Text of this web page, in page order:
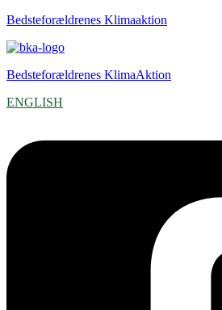
Bedsteforældrenes Klimaaktion
Bedsteforældrenes KlimaAktion
ENGLISH